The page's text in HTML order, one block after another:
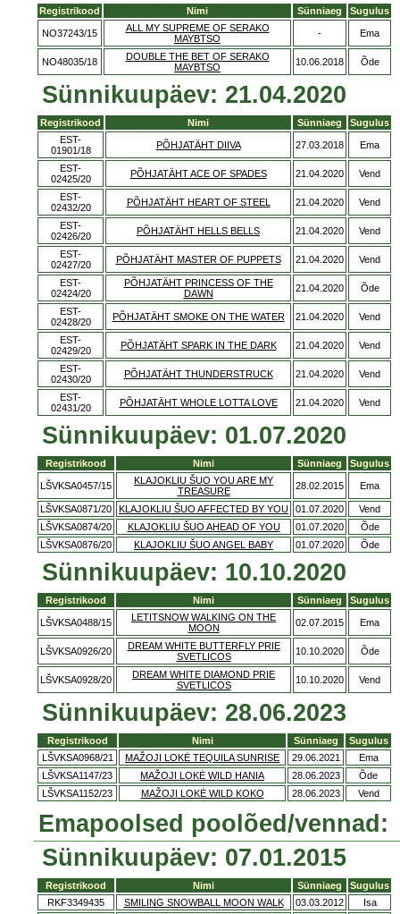
Registrikood Nimi Sünniaeg Sugulus
NO37243/15
ALL MY SUPREME OF SERAKO
MAYBTSO
- Ema
NO48035/18
DOUBLE THE BET OF SERAKO
MAYBTSO
10.06.2018 Õde
Sünnikuupäev: 21.04.2020
Registrikood Nimi Sünniaeg
Sugulus
EST-
01901/18
PÕHJATÄHT DIIVA 27.03.2018 Ema
EST-
02425/20
PÕHJATÄHT ACE OF SPADES 21.04.2020 Vend
EST-
02432/20
PÕHJATÄHT HEART OF STEEL 21.04.2020 Vend
EST-
02426/20
PÕHJATÄHT HELLS BELLS 21.04.2020 Vend
EST-
02427/20
PÕHJATÄHT MASTER OF PUPPETS 21.04.2020 Vend
EST-
02424/20
PÕHJATÄHT PRINCESS OF THE
DAWN
21.04.2020 Õde
EST-
02428/20
PÕHJATÄHT SMOKE ON THE WATER 21.04.2020 Vend
EST-
02429/20
PÕHJATÄHT SPARK IN THE DARK 21.04.2020 Vend
EST-
02430/20
PÕHJATÄHT THUNDERSTRUCK 21.04.2020 Vend
EST-
02431/20
PÕHJATÄHT WHOLE LOTTA LOVE 21.04.2020 Vend
Sünnikuupäev: 01.07.2020
Registrikood Nimi Sünniaeg Sugulus
LŠVKSA0457/15
KLAJOKLIU ŠUO YOU ARE MY
TREASURE
28.02.2015 Ema
LŠVKSA0871/20 KLAJOKLIU ŠUO AFFECTED BY YOU 01.07.2020
Vend
LŠVKSA0874/20
KLAJOKLIU ŠUO AHEAD OF YOU 01.07.2020
Õde
LŠVKSA0876/20
KLAJOKLIU ŠUO ANGEL BABY 01.07.2020 Õde
Sünnikuupäev: 10.10.2020
Registrikood Nimi Sünniaeg Sugulus
LŠVKSA0488/15
LETITSNOW WALKING ON THE
MOON
02.07.2015 Ema
LŠVKSA0926/20
DREAM WHITE BUTTERFLY PRIE
SVETLICOS
10.10.2020 Õde
LŠVKSA0928/20
DREAM WHITE DIAMOND PRIE
SVETLICOS
10.10.2020 Vend
Sünnikuupäev: 28.06.2023
Registrikood Nimi Sünniaeg
Sugulus
LŠVKSA0968/21
MAŽOJI LOKĖ TEQUILA SUNRISE 29.06.2021
Ema
LŠVKSA1147/23
MAŽOJI LOKĖ WILD HANIA 28.06.2023
Õde
LŠVKSA1152/23
MAŽOJI LOKĖ WILD KOKO 28.06.2023 Vend
Emapoolsed poolõed/vennad:
Sünnikuupäev: 07.01.2015
Registrikood Nimi Sünniaeg
Sugulus
RKF3349435
SMILING SNOWBALL MOON WALK 03.03.2012 Isa